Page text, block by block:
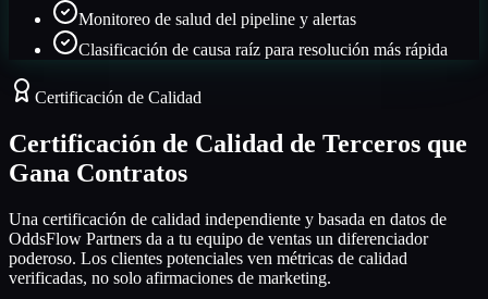
Monitoreo de salud del pipeline y alertas
Clasificación de causa raíz para resolución más rápida
Certificación de Calidad
Certificación de Calidad de Terceros que
Gana Contratos
Una certificación de calidad independiente y basada en datos de
OddsFlow Partners da a tu equipo de ventas un diferenciador
poderoso. Los clientes potenciales ven métricas de calidad
verificadas, no solo afirmaciones de marketing.